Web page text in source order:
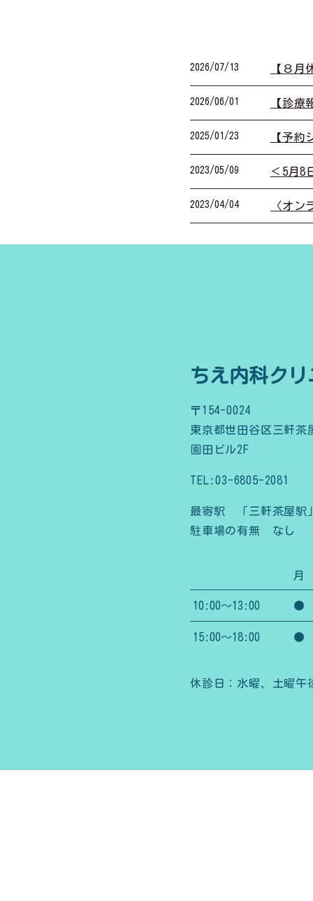
2026/07/13 【８月
2026/06/01 【診療
2025/01/23 【予約
2023/05/09 ＜5月8
2023/04/04 〈オン
ちえ内科クリ
〒154-0024
東京都世田谷区三軒茶
園田ビル2F
TEL:03-6805-2081
最寄駅 「三軒茶屋駅
駐車場の有無 なし
月
10:00～13:00 ●
15:00～18:00 ●
休診日：水曜、土曜午